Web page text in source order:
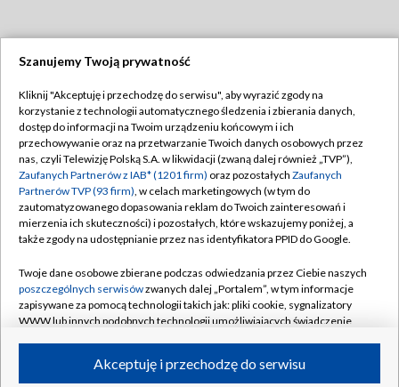
TVP
Abonament TVP
Emisja w TVP
Centrum informacji TVP
Naziemna Telewizja Cyfrowa
Rada Programowa
System NOS
Informacje o nadawcy
Program dla prasy
Regulamin TVP
Polityka prywatności
Moje zgody
Pomoc
Kontakt
Kanały
Szanujemy Twoją prywatność
Kliknij "Akceptuję i przechodzę do serwisu", aby wyrazić zgody na
korzystanie z technologii automatycznego śledzenia i zbierania danych,
dostęp do informacji na Twoim urządzeniu końcowym i ich
przechowywanie oraz na przetwarzanie Twoich danych osobowych przez
nas, czyli Telewizję Polską S.A. w likwidacji (zwaną dalej również „TVP”),
Zaufanych Partnerów z IAB* (1201 firm) oraz pozostałych Zaufanych
Partnerów TVP (93 firm), w celach marketingowych (w tym do
zautomatyzowanego dopasowania reklam do Twoich zainteresowań i
mierzenia ich skuteczności) i pozostałych, które wskazujemy poniżej, a
także zgody na udostępnianie przez nas identyfikatora PPID do Google.
Twoje dane osobowe zbierane podczas odwiedzania przez Ciebie naszych
poszczególnych serwisówzwanych dalej „Portalem”, w tym informacje
zapisywane za pomocą technologii takich jak: pliki cookie, sygnalizatory
WWW lub innych podobnych technologii umożliwiających świadczenie
ruchu w Internecie.Akceptuję i przechodzę do serwisu